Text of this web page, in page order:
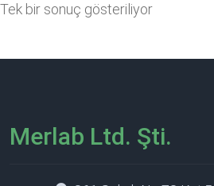
Tek bir sonuç gösteriliyor
Merlab Ltd. Şti.